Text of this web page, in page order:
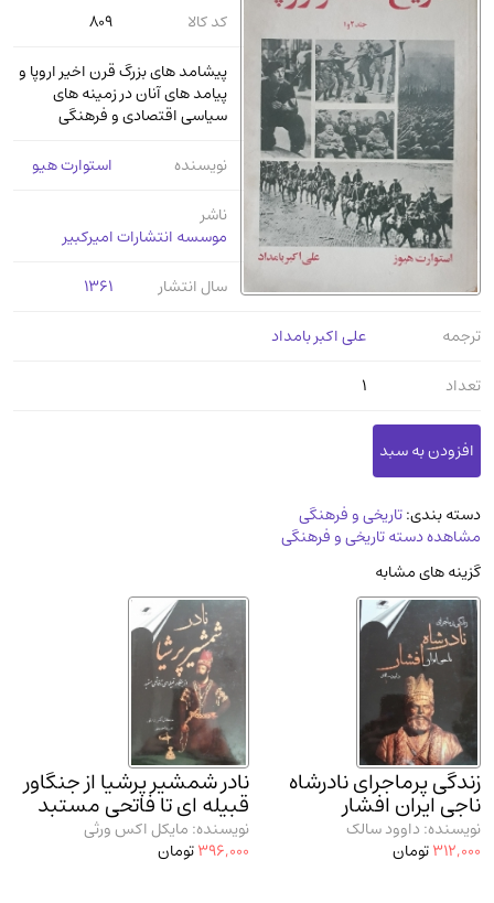
آشپزی و خوراکی
سرگرمی و بازی(7)
سیاسی (116)
رمان و داستان خارجی(489)
حقوقی و قانون(47)
کتاب های مصور رنگی و گلاسه(23)
عرفانی و سلوک(45)
الکترونیک(11)
دایره المعارف و فرهنگ(13)
علوم غریبه و شهودی(16)
کتاب های قدیمی دینی و مذهبی
طراحی هنر و نقاشی و مجسمه سازی
زندگینامه شهدا (9)
کتاب چاپ سنگی و کتاب خطی قدیمی
جغرافیا(9)
استخدامی و کاریابی دولتی و خصوصی.سوالـات
و آزمونها(2)
آموزشی و کنکوری
مدرسان شریف و انتشارت ارشد کتاب‌های..(2)
دانشگاه پیامـ نور
کد کالا
809
پیشامد های بزرگ قرن اخیر اروپا و
پیامد های آنان در زمینه‌ های
سیاسی اقتصادی و فرهنگی
نویسنده
استوارت هیو
ناشر
موسسه انتشارات امیرکبیر
سال انتشار
1361
ترجمه
علی اکبر بامداد
تعداد
1
دسته بندی:تاریخی و فرهنگی
مشاهده دسته تاریخی و فرهنگی
گزینه های مشابه
زندگی پرماجرای نادرشاه
ناجی ایران افشار
نویسنده: داوود سالک
312,000تومان
نادر شمشیر پرشیا از جنگاور
قبیله ای تا فاتحی مستبد
نویسنده: مایکل اکس ورثی
396,000تومان